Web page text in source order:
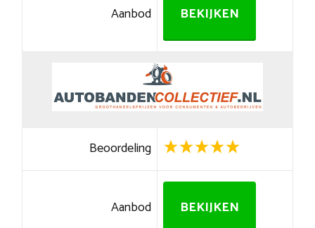
Aanbod BEKIJKEN
Beoordeling
Aanbod BEKIJKEN